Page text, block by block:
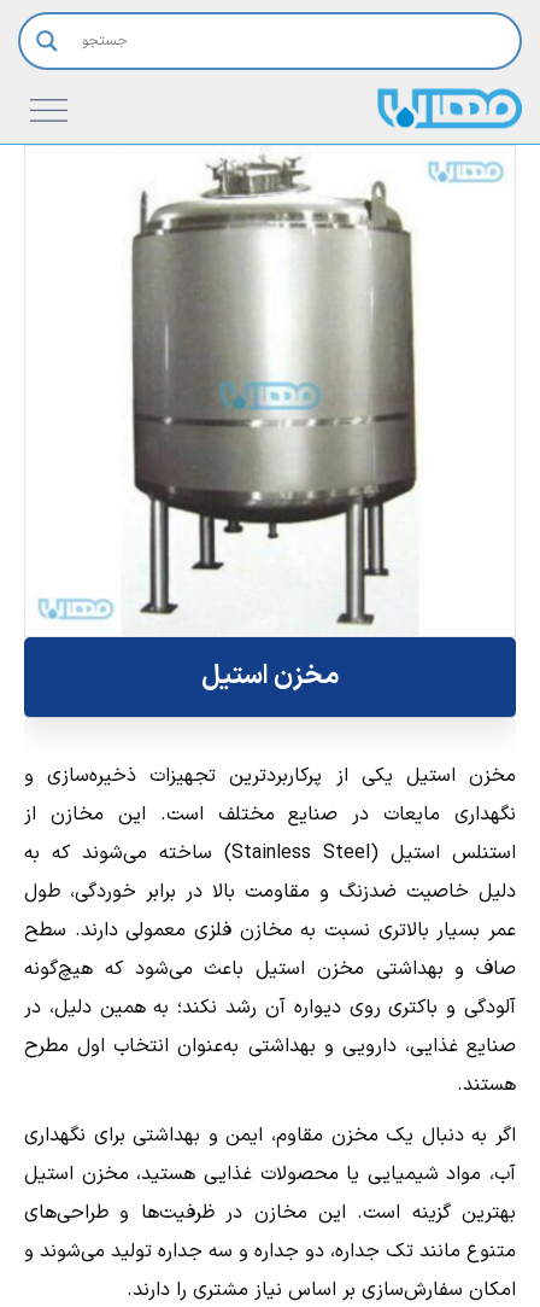
مخزن استیل
مخزن استیل یکی از پرکاربردترین تجهیزات ذخیره‌سازی و
نگهداری مایعات در صنایع مختلف است. این مخازن از
استنلس استیل (Stainless Steel) ساخته می‌شوند که به
دلیل خاصیت ضدزنگ و مقاومت بالا در برابر خوردگی، طول
عمر بسیار بالاتری نسبت به مخازن فلزی معمولی دارند. سطح
صاف و بهداشتی مخزن استیل باعث می‌شود که هیچ‌گونه
آلودگی و باکتری روی دیواره آن رشد نکند؛ به همین دلیل، در
صنایع غذایی، دارویی و بهداشتی به‌عنوان انتخاب اول مطرح
هستند.
اگر به دنبال یک مخزن مقاوم، ایمن و بهداشتی برای نگهداری
آب، مواد شیمیایی یا محصولات غذایی هستید، مخزن استیل
بهترین گزینه است. این مخازن در ظرفیت‌ها و طراحی‌های
متنوع مانند تک جداره، دو جداره و سه جداره تولید می‌شوند و
امکان سفارش‌سازی بر اساس نیاز مشتری را دارند.